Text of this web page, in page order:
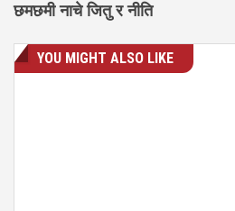
छमछमी नाचे जितु र नीति
YOU MIGHT ALSO LIKE